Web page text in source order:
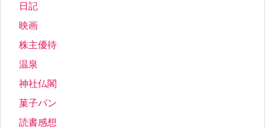
日記
映画
株主優待
温泉
神社仏閣
菓子パン
読書感想